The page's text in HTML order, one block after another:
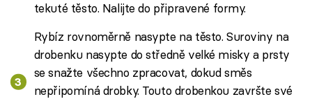
tekuté těsto. Nalijte do připravené formy.
Rybíz rovnoměrně nasypte na těsto. Suroviny na
drobenku nasypte do středně velké misky a prsty
se snažte všechno zpracovat, dokud směs
nepřipomíná drobky. Touto drobenkou završte své